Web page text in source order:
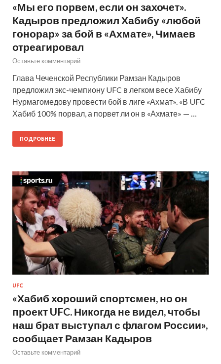
«Мы его порвем, если он захочет».
Кадыров предложил Хабибу «любой
гонорар» за бой в «Ахмате», Чимаев
отреагировал
Оставьте комментарий
Глава Чеченской Республики Рамзан Кадыров
предложил экс-чемпиону UFC в легком весе Хабибу
Нурмагомедову провести бой в лиге «Ахмат». «В UFC
Хабиб 100% порвал, а порвет ли он в «Ахмате» — …
ПОДРОБНЕЕ
UFC
«Хабиб хороший спортсмен, но он
проект UFC. Никогда не видел, чтобы
наш брат выступал с флагом России»,
сообщает Рамзан Кадыров
Оставьте комментарий